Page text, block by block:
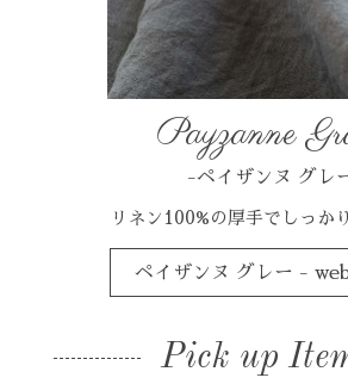
Payzanne
-ペイザンヌ グレ
リネン100%の厚手でしっか
ペイザンヌ グレー -
Pick up